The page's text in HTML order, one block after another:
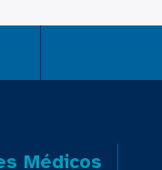
Médicos